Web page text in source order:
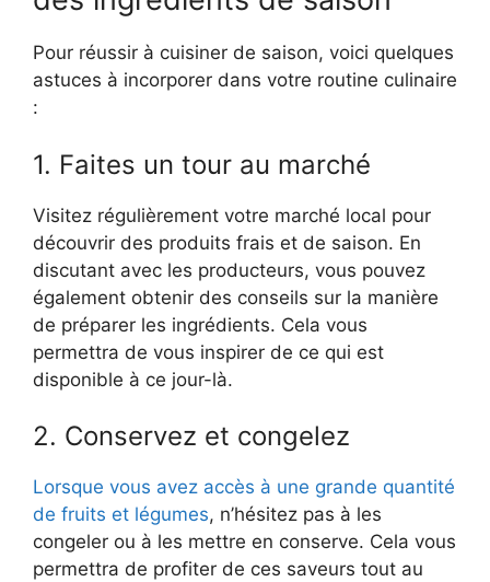
Pour réussir à cuisiner de saison, voici quelques
astuces à incorporer dans votre routine culinaire
:
1. Faites un tour au marché
Visitez régulièrement votre marché local pour
découvrir des produits frais et de saison. En
discutant avec les producteurs, vous pouvez
également obtenir des conseils sur la manière
de préparer les ingrédients. Cela vous
permettra de vous inspirer de ce qui est
disponible à ce jour-là.
2. Conservez et congelez
Lorsque vous avez accès à une grande quantité
de fruits et légumes, n’hésitez pas à les
congeler ou à les mettre en conserve. Cela vous
permettra de profiter de ces saveurs tout au